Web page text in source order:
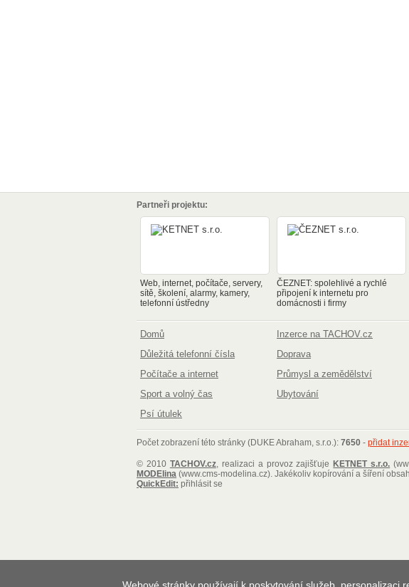
Partneři projektu:
Web, internet, počítače, servery,
sítě, školení, alarmy, kamery,
telefonní ústředny
ČEZNET: spolehlivé a rychlé
připojení k internetu pro
domácnosti i firmy
Domů Inzerce na TACHOV.cz
Důležitá telefonní čísla
Doprava
Počítače a internet
Průmysl a zemědělství
Sport a volný čas
Ubytování
Psí útulek
Počet zobrazení této stránky (DUKE Abraham, s.r.o.): 7650 - přidat
© 2010 TACHOV.cz, realizaci a provoz zajišťuje KETNET s.r.o.
MODElina (www.cms-modelina.cz). Jakékoliv kopírování a šíření
QuickEdit: přihlásit se